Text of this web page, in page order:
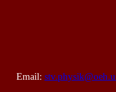
Email: